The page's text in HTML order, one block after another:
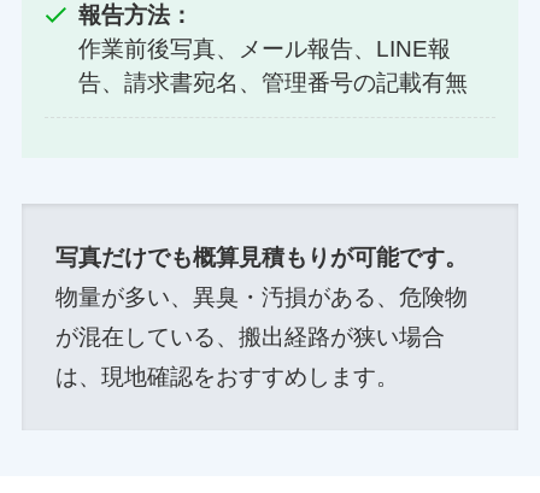
報告方法：
作業前後写真、メール報告、LINE報
告、請求書宛名、管理番号の記載有無
写真だけでも概算見積もりが可能です。
物量が多い、異臭・汚損がある、危険物
が混在している、搬出経路が狭い場合
は、現地確認をおすすめします。